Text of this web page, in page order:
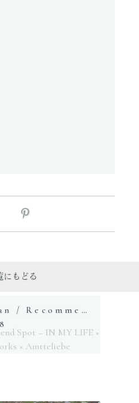
にもどる
MY LIFE × LUVONICAL flower works × Amtteliebe